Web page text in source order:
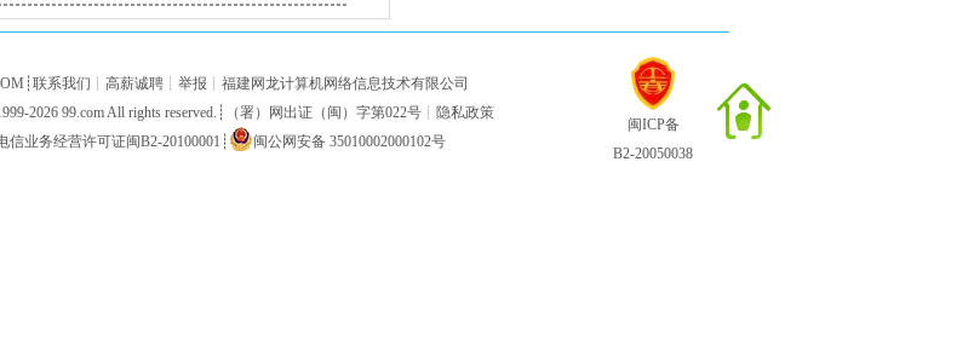
┊ 联系我们 ┊ 高薪诚聘 ┊ 举报 ┊ 福建网龙计算机网络信息技术有限公司
2026 99.comAll rights reserved.┊（署）网出证（闽）字第022号┊ 隐私政策
信业务经营许可证闽B2-20100001 ┊ 闽公网安备 35010002000102号
闽ICP备
B2-20050038